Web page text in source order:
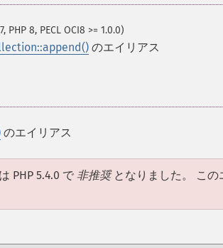
PHP 8, PECL OCI8 >= 1.0.0)
のエイリアス
のエイリアス
PHP 5.4.0 で 非推奨となりました。 この